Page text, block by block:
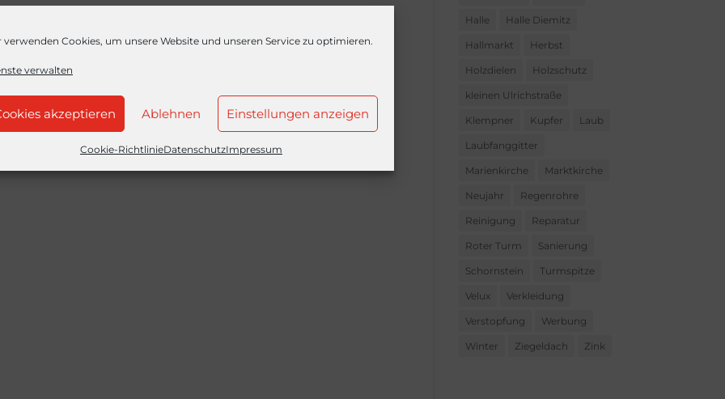
verwenden Cookies, um unsere Website und unseren Service zu optimieren.
verwalten
akzeptieren Ablehnen Einstellungen anzeigen
Cookie-RichtlinieDatenschutzImpressum
Halle Halle Diemitz
Hallmarkt Herbst
Holzdielen Holzschutz
kleinen Ulrichstraße
Klempner Kupfer Laub
Laubfanggitter
Marienkirche Marktkirche
Neujahr Regenrohre
Reinigung Reparatur
Roter Turm Sanierung
Schornstein Turmspitze
Velux Verkleidung
Verstopfung Werbung
Winter Ziegeldach Zink